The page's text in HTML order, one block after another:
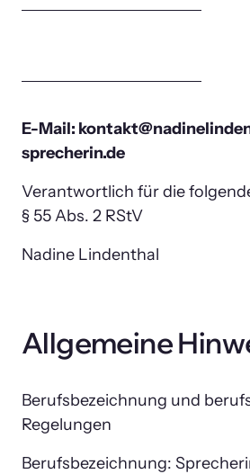
E-Mail:
sprecherin.de
Verantwortlich für die
§ 55 Abs. 2 RStV
Nadine Lindenthal
Allgemeine
Berufsbezeichnung und
Regelungen
Berufsbezeichnung: